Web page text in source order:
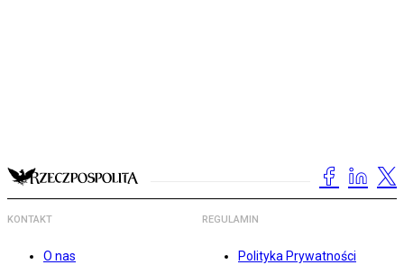
KONTAKT
O nas
REGULAMIN
Polityka Prywatności